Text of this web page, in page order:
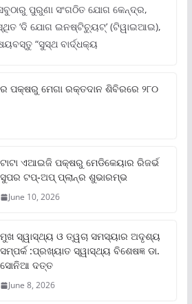
ପୁରୁଣା ସଂଗଠିତ ଯୋଗ କେନ୍ଦ୍ର,
ସ୍ଥିତ ‘ଦି ଯୋଗ ଇନଷ୍ଟିଚ୍ୟୁଟ୍‌’ (ଟିୱାଇଆଇ),
“ସୁସ୍ଥ ବାର୍ଦ୍ଧକ୍ୟ
ପକ୍ଷରୁ ମେଗା ରକ୍ତଦାନ ଶିବିରରେ ୨୮୦
ଟାଟା ଏଆଇଜି ପକ୍ଷରୁ ମେଡିକେୟାର ରିଜର୍ଭ
ସୁପର ଟପ୍‌-ଅପ୍ ପ୍ଲାନ୍‌ର ଶୁଭାରମ୍ଭ
June 10, 2026
ମୁଖ ସ୍ୱାସ୍ଥ୍ୟ ଓ ତ୍ୱଚା ସମସ୍ୟାର ଅଦୃଶ୍ୟ
ସମ୍ପର୍କ :ପ୍ରଖ୍ୟାତ ସ୍ୱାସ୍ଥ୍ୟ ବିଶେଷଜ୍ଞ ଡା.
ସୋନିଆ ଦତ୍ତ
June 8, 2026